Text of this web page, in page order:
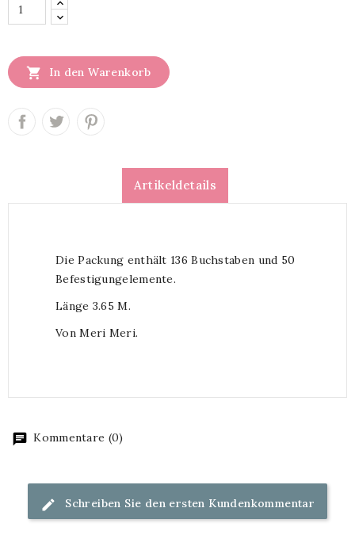
 In den Warenkorb
Artikeldetails
Die Packung enthält 136 Buchstaben und 50
Befestigungelemente.
Länge 3.65 M.
Von Meri Meri.
Kommentare (0)
Schreiben Sie den ersten Kundenkommentar